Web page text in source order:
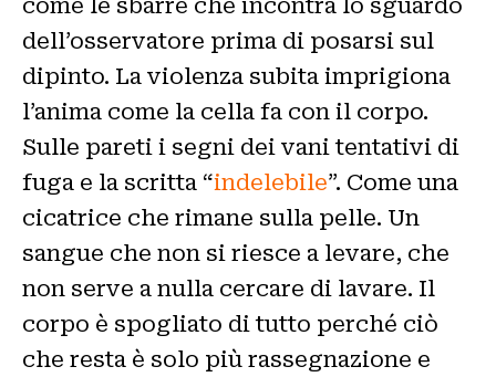
come le sbarre che incontra lo sguardo
dell’osservatore prima di posarsi sul
dipinto. La violenza subita imprigiona
l’anima come la cella fa con il corpo.
Sulle pareti i segni dei vani tentativi di
fuga e la scritta “indelebile”. Come una
cicatrice che rimane sulla pelle. Un
sangue che non si riesce a levare, che
non serve a nulla cercare di lavare. Il
corpo è spogliato di tutto perché ciò
che resta è solo più rassegnazione e